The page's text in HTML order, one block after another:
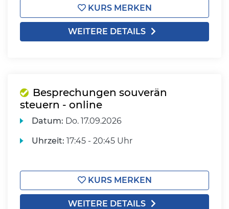
KURS MERKEN
WEITERE DETAILS
Besprechungen souverän
steuern - online
Datum: Do. 17.09.2026
Uhrzeit: 17:45 - 20:45 Uhr
KURS MERKEN
WEITERE DETAILS